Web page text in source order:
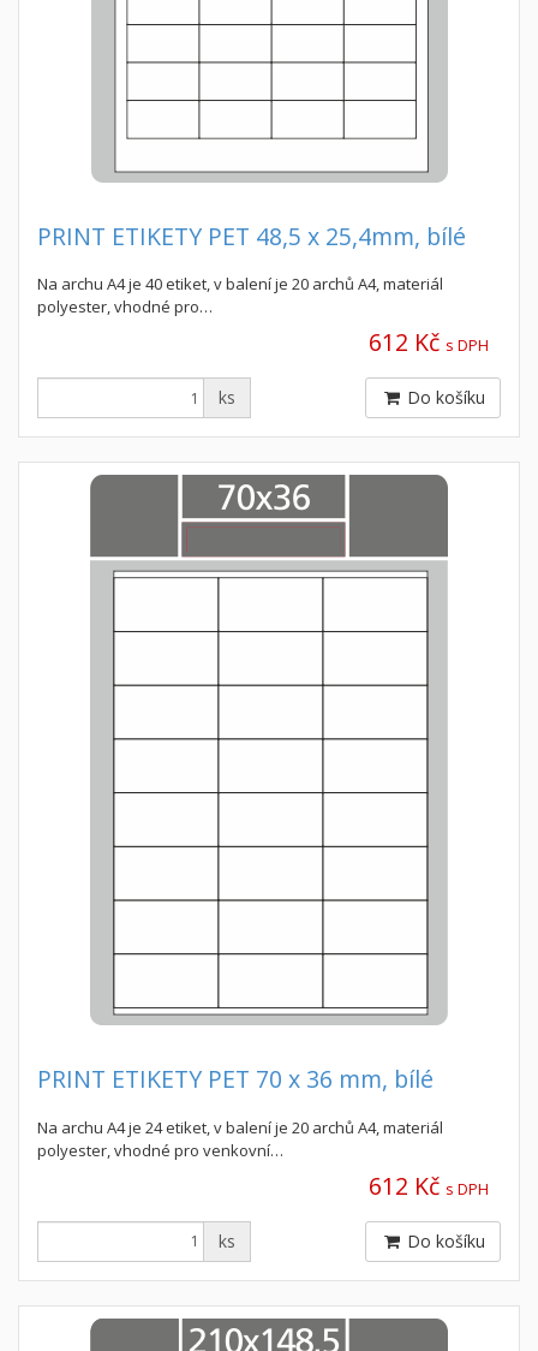
PRINT ETIKETY PET 48,5 x 25,4mm, bílé
Na archu A4 je 40 etiket, v balení je 20 archů A4, materiál
polyester, vhodné pro…
612 Kč s DPH
ks Do košíku
PRINT ETIKETY PET 70 x 36 mm, bílé
Na archu A4 je 24 etiket, v balení je 20 archů A4, materiál
polyester, vhodné pro venkovní…
612 Kč s DPH
ks Do košíku